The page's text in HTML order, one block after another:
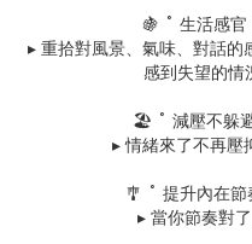
🍇 ˚ 生活感官
▸ 重拾對風景、氣味、對話
感到失望的情
🏖 ˚ 減壓不躲
▸ 情緒來了不再壓
🎐 ˚ 提升內在
▸ 當你節奏對